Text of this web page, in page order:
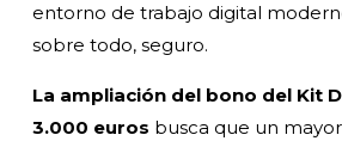
entorno de trabajo digital
sobre todo, seguro.
La ampliación del bono del Kit
3.000 euros busca que un